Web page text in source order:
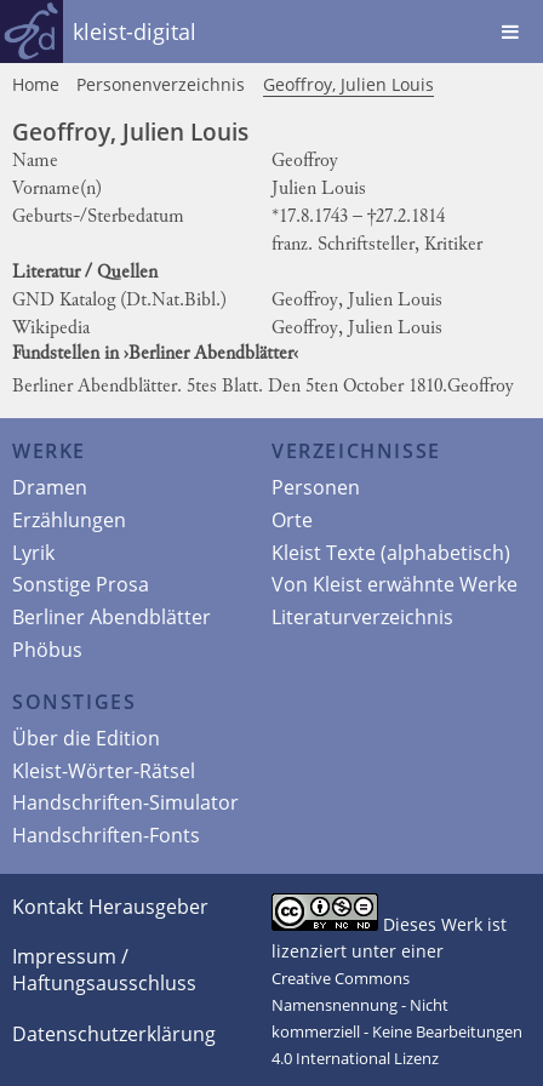
kleist-digital
Home Personenverzeichnis Geoffroy, Julien Louis
Geoffroy, Julien Louis
Name
Geoffroy
Vorname(n)
Julien Louis
Geburts-/Sterbedatum
*17.8.1743 – †27.2.1814
franz. Schriftsteller, Kritiker
Literatur / Quellen
GND Katalog (Dt.Nat.Bibl.)
Geoffroy, Julien Louis
Wikipedia
Geoffroy, Julien Louis
Fundstellen in ›Berliner Abendblätter‹
Berliner Abendblätter. 5tes Blatt. Den 5ten October 1810.Geoffroy
WERKE
Dramen
Erzählungen
Lyrik
Sonstige Prosa
Berliner Abendblätter
Phöbus
VERZEICHNISSE
Personen
Orte
Kleist Texte (alphabetisch)
Von Kleist erwähnte Werke
Literaturverzeichnis
SONSTIGES
Über die Edition
Kleist-Wörter-Rätsel
Handschriften-Simulator
Handschriften-Fonts
Kontakt Herausgeber
Impressum /
Haftungsausschluss
Datenschutzerklärung
Dieses Werk ist
lizenziert unter einer
Creative Commons
Namensnennung - Nicht
kommerziell - Keine Bearbeitungen
4.0 International Lizenz